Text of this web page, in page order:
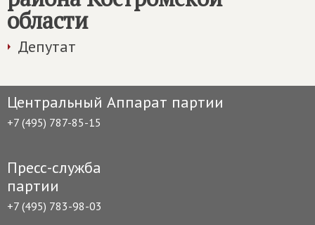
области
Депутат
Центральный Аппарат партии
+7 (495) 787-85-15
Пресс-служба
партии
+7 (495) 783-98-03